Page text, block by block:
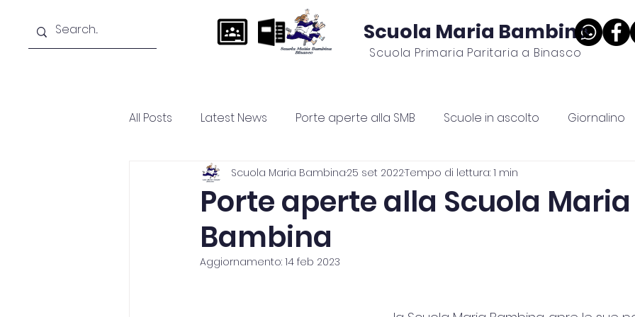
Scuola Maria Bambina
Scuola Primaria Paritaria a Binasco
All Posts Latest News Porte aperte alla SMB Scuole in ascolto Giornalino
Porte aperte alla Scuola Maria
Bambina
Scuola Maria Bambina25 set 2022Tempo di lettura: 1 min
Aggiornamento: 14 feb 2023